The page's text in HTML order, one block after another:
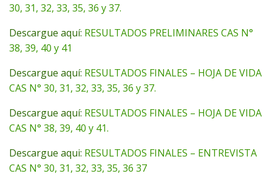
30, 31, 32, 33, 35, 36 y 37.
Descargue aquí: RESULTADOS PRELIMINARES CAS N°
38, 39, 40 y 41
Descargue aquí: RESULTADOS FINALES – HOJA DE VIDA
CAS N° 30, 31, 32, 33, 35, 36 y 37.
Descargue aquí: RESULTADOS FINALES – HOJA DE VIDA
CAS N° 38, 39, 40 y 41.
Descargue aqui: RESULTADOS FINALES – ENTREVISTA
CAS N° 30, 31, 32, 33, 35, 36 37